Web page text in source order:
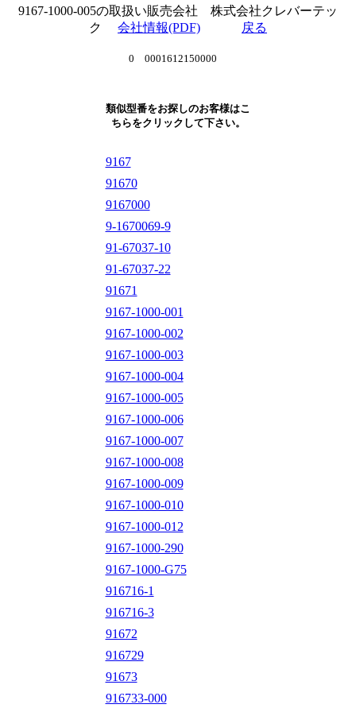
9167-1000-005の取扱い販売会社 株式会社クレバーテッ
ク 会社情報(PDF) 戻る
0 0001612150000
類似型番をお探しのお客様はこ
ちらをクリックして下さい。
9167
91670
9167000
9-1670069-9
91-67037-10
91-67037-22
91671
9167-1000-001
9167-1000-002
9167-1000-003
9167-1000-004
9167-1000-005
9167-1000-006
9167-1000-007
9167-1000-008
9167-1000-009
9167-1000-010
9167-1000-012
9167-1000-290
9167-1000-G75
916716-1
916716-3
91672
916729
91673
916733-000